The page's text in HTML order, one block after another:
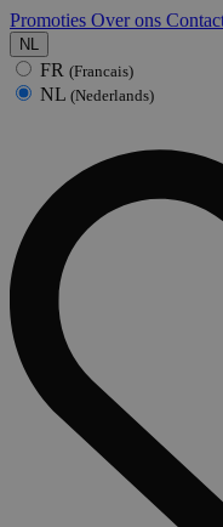
Promoties Over ons
NL
FR (Francais)
NL (Nederlands)